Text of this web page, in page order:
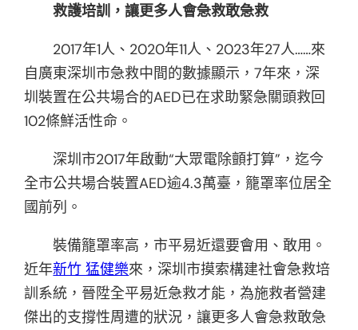
救護培訓，讓更多人會急救敢急救
2017年1人、2020年11人、2023年27人……來
自廣東深圳市急救中間的數據顯示，7年來，深
圳裝置在公共場合的AED已在求助緊急關頭救回
102條鮮活性命。
深圳市2017年啟動“大眾電除顫打算”，迄今
全市公共場合裝置AED逾4.3萬臺，籠罩率位居全
國前列。
裝備籠罩率高，市平易近還要會用、敢用。
近年新竹 猛健樂來，深圳市摸索構建社會急救培
訓系統，晉陞全平易近急救才能，為施救者營建
傑出的支撐性周遭的狀況，讓更多人會急救敢急